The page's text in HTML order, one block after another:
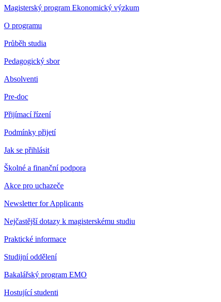
Magisterský program Ekonomický výzkum
O programu
Průběh studia
Pedagogický sbor
Absolventi
Pre-doc
Přijímací řízení
Podmínky přijetí
Jak se přihlásit
Školné a finanční podpora
Akce pro uchazeče
Newsletter for Applicants
Nejčastější dotazy k magisterskému studiu
Praktické informace
Studijní oddělení
Bakalářský program EMO
Hostující studenti